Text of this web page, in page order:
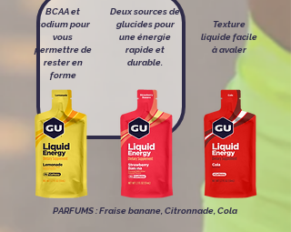
BCAA et
sodium pour
vous
permettre de
rester en
forme
Deux sources de
glucides pour
une énergie
rapide et
durable.
Texture
liquide facile
à avaler
PARFUMS :Fraise banane, Citronnade, Cola